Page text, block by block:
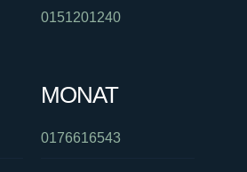
0151201240
MONAT
0176616543